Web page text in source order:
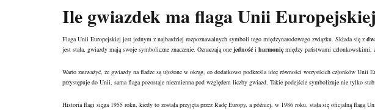
Ile gwiazdek ma flaga Unii
Flaga Unii Europejskiej jest jednym z najbardziej rozpoznawalnych symboli tego międzynarodowego związku. Składa się z
jest stała, gwiazdy mają swoje symboliczne znaczenie. Oznaczają one jedność i harmonię między państwami członkowskimi,
Warto zauważyć, że gwiazdy na fladze są ułożone w okrąg, co dodatkowo podkreśla ideę równości wszystkich członków
przystępuje do Unii, sama flaga pozostaje niezmienna pod względem liczby gwiazd. Takie podejście symbolizuje nie tylko
Historia flagi sięga 1955 roku, kiedy to została przyjęta przez Radę Europy, a później, w 1986 roku, stała się oficjalną flagą